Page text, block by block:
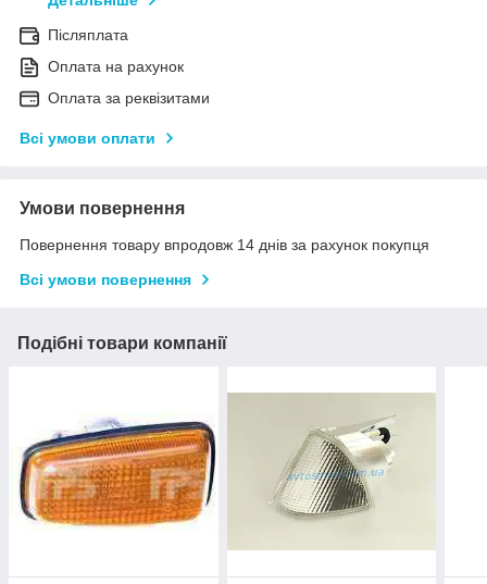
Післяплата
Оплата на рахунок
Оплата за реквізитами
Всі умови оплати
Умови повернення
Повернення товару впродовж 14 днів за рахунок покупця
Всі умови повернення
Подібні товари компанії